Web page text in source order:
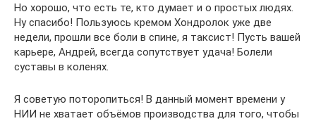
Но хорошо, что есть те, кто думает и о простых людях.
Ну спасибо! Пользуюсь кремом Хондролок уже две
недели, прошли все боли в спине, я таксист! Пусть вашей
карьере, Андрей, всегда сопутствует удача! Болели
суставы в коленях.
Я советую поторопиться! В данный момент времени у
НИИ не хватает объёмов производства для того, чтобы